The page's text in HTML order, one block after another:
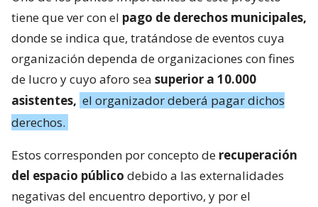
tiene que ver con el pago de derechos municipales,
donde se indica que, tratándose de eventos cuya
organización dependa de organizaciones con fines
de lucro y cuyo aforo sea superior a 10.000
asistentes, el organizador deberá pagar dichos
derechos.
Estos corresponden por concepto de recuperación
del espacio público debido a las externalidades
negativas del encuentro deportivo, y por el